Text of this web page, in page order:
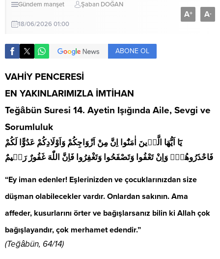
Gündem manşet Şaban DOĞAN
18/06/2026 01:00
A+ A-
ABONE OL
VAHİY PENCERESİ
EN YAKINLARIMIZLA İMTİHAN
Teğâbün Suresi 14. Ayetin Işığında Aile, Sevgi ve
Sorumluluk
يَٓا اَيُّهَا الَّذ۪ينَ اٰمَنُٓوا اِنَّ مِنْ اَزْوَاجِكُمْ وَاَوْلَادِكُمْ عَدُوًّا لَكُمْ
فَاحْذَرُوهُمْۚ وَاِنْ تَعْفُوا وَتَصْفَحُوا وَتَغْفِرُوا فَاِنَّ اللّٰهَ غَفُورٌ رَح۪يمٌ
“Ey iman edenler! Eşlerinizden ve çocuklarınızdan size
düşman olabilecekler vardır. Onlardan sakının. Ama
affeder, kusurlarını örter ve bağışlarsanız bilin ki Allah çok
bağışlayandır, çok merhamet edendir.”
(Teğâbün, 64/14)